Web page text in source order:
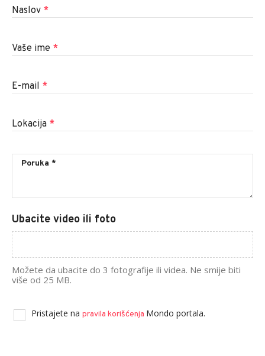
Naslov *
Vaše ime *
E-mail *
Lokacija *
Ubacite video ili foto
Možete da ubacite do 3 fotografije ili videa. Ne smije biti
više od 25 MB.
Pristajete na pravila korišćenja Mondo portala.